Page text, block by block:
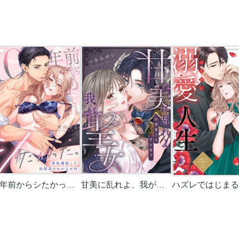
10年前からシたかった。～理性爆散した幼馴染のわからせＨ 甘美に乱れよ、我が聖女～冷酷魔王は雫を欲す